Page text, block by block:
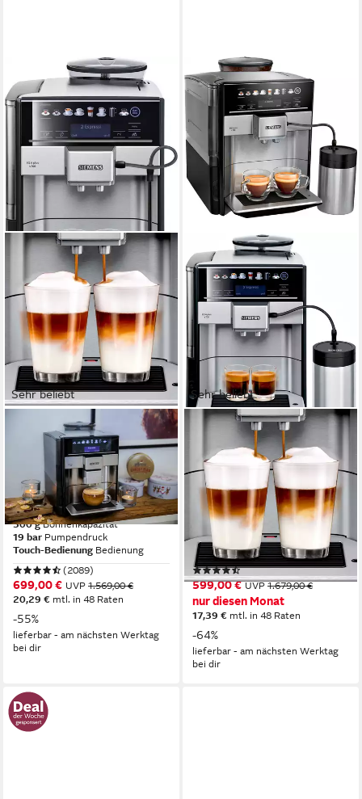
Sehr beliebt
Kaffeevollautomat EQ6 plus
s700 TE657503DE,
Doppeltassenfunktion,
Keramikmahlwerk
300 g Bohnenkapazität
19 bar Pumpendruck
Touch-Bedienung Bedienung
(2089)
699,00 € UVP 1.569,00 €
20,29 € mtl. in 48 Raten
-55%
lieferbar - am nächsten Werktag
bei dir
Sehr beliebt
SIEMENS
Kaffeevollautomat EQ6 plus
s700 TE657M03DE, viele
Kaffeespezialitäten,
Doppeltassenfunk
300 g Bohnenkapazität
19 bar
Pumpendruck
Sensortasten Bedienung
(640)
599,00 € UVP 1.679,00 €
nur diesen Monat
17,39 € mtl. in 48 Raten
-64%
lieferbar - am nächsten Werktag
bei dir